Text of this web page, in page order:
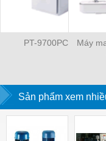
PT-9700PC
Máy
Sản phẩm xem